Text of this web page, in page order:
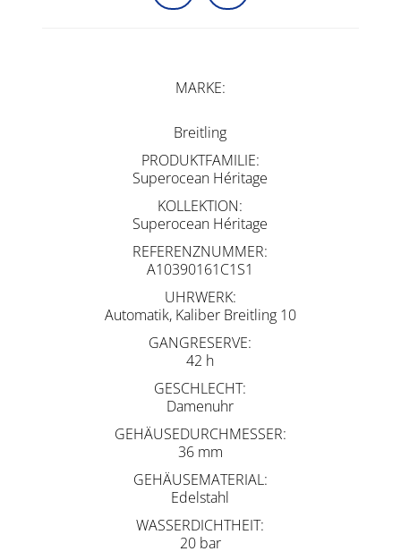
MARKE
Breitling
PRODUKTFAMILIE
Superocean Héritage
KOLLEKTION
Superocean Héritage
REFERENZNUMMER
A10390161C1S1
UHRWERK
Automatik, Kaliber Breitling 10
GANGRESERVE
42 h
GESCHLECHT
Damenuhr
GEHÄUSEDURCHMESSER
36 mm
GEHÄUSEMATERIAL
Edelstahl
WASSERDICHTHEIT
20 bar